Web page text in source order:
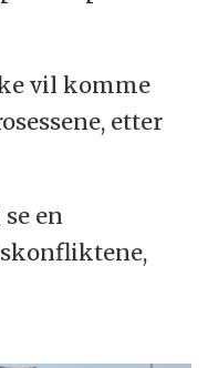
vil komme
etter
en